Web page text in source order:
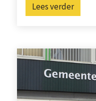
Lees verder